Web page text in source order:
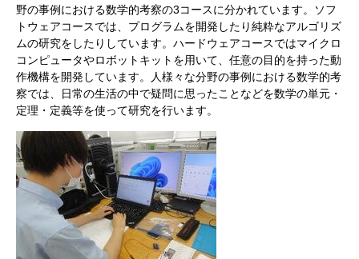
野の事例における数学的考察の3コースに分かれています。ソフ
トウェアコースでは、プログラムを開発したり純粋なアルゴリズ
ムの研究をしたりしています。ハードウェアコースではマイクロ
コンピュータやロボットキットを用いて、任意の目的を持った動
作機構を開発しています。人様々な分野の事例における数学的考
察では、日常の生活の中で疑問に思ったことなどを数学の単元・
定理・定義等を使って研究を行います。